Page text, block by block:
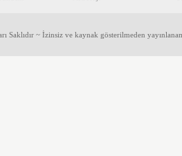
Saklıdır ~ İzinsiz ve kaynak gösterilmeden